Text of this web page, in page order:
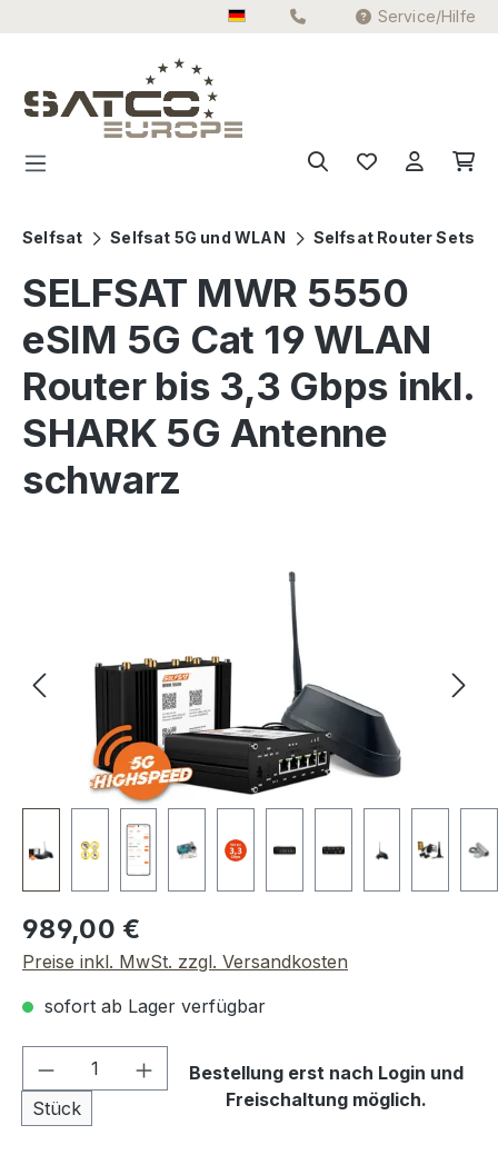
Zum Hauptinhalt springen Service/Hilfe
Selfsat Selfsat 5G und WLAN Selfsat Router Sets
SELFSAT MWR 5550
eSIM 5G Cat 19 WLAN
Router bis 3,3 Gbps inkl.
SHARK 5G Antenne
schwarz
Regulärer Preis:
989,00 €
Preise inkl. MwSt. zzgl. Versandkosten
sofort ab Lager verfügbar
Produkt Anzahl: Gib den
Stück
Bestellung erst nach Login und
Freischaltung möglich.